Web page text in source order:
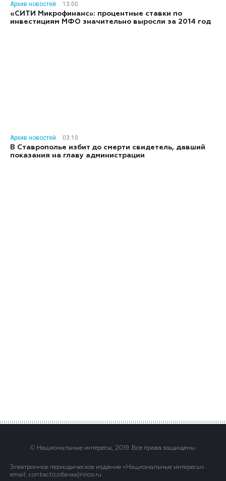
Архив новостей
13:00
«СИТИ Микрофинанс»: процентные ставки по
инвестициям МФО значительно выросли за 2014 год
Архив новостей
03:10
В Ставрополье избит до смерти свидетель, давший
показания на главу администрации
© Национальные интересы, 2019. Все права защищены.
Электронное периодическое издание «Национальные интересы» .
email: contact(сoбaчка)niros.ru